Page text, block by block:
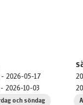
2026-05-17
2026-10-03
och söndag